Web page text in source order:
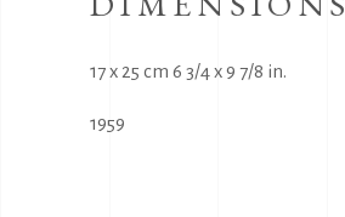
17 x 25 cm 6 3/4 x 9 7/8 in.
1959